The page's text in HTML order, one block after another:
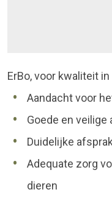
ErBo, voor kwaliteit
Aandacht voor
Goede en
Duidelijke
Adequate zorg
dieren